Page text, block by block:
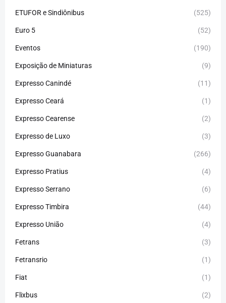
ETUFOR e Sindiônibus (525)
Euro 5 (52)
Eventos (190)
Exposição de Miniaturas (9)
Expresso Canindé (11)
Expresso Ceará (1)
Expresso Cearense (2)
Expresso de Luxo (3)
Expresso Guanabara (266)
Expresso Pratius (4)
Expresso Serrano (6)
Expresso Timbira (44)
Expresso União (4)
Fetrans (3)
Fetransrio (1)
Fiat (1)
Flixbus (2)